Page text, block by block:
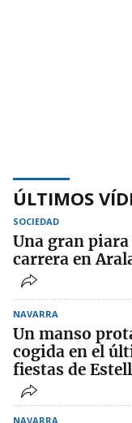
ÚLTIMOS
SOCIEDAD
Una gran piara
carrera en
NAVARRA
Un manso
cogida en el
fiestas de
NAVARRA